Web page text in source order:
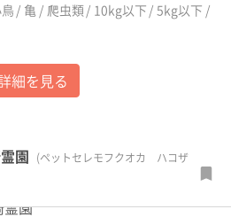
亀 爬虫類 10kg以下
5kg以下
細を見る
園 (ペットセレモフクオカ ハコザ